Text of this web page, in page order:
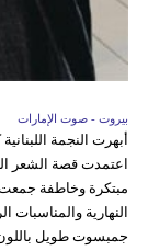
بيروت - صوت الإمارات
أبهرت النجمة
اعتمدت قصة الشعر
مبتكرة وخاطفة جمعت
النهارية
جمبسوت طويل